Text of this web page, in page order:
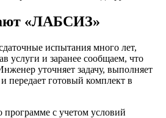
«ЛАБСИЗ»
испытания много лет,
услуги и заранее сообщаем, что
уточняет задачу, выполняет
передает готовый комплект в
программе с учетом условий